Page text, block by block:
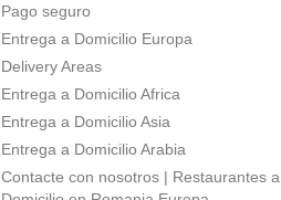
Pago seguro
Entrega a Domicilio Europa
Delivery Areas
Entrega a Domicilio Africa
Entrega a Domicilio Asia
Entrega a Domicilio Arabia
Contacte con nosotros | Restaurantes a